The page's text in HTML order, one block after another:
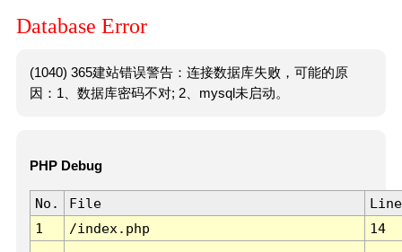
Database Error
(1040) 365建站错误警告：连接数据库失败，可能的原
因：1、数据库密码不对; 2、mysql未启动。
PHP Debug
No. File
Line
1
/index.php 14